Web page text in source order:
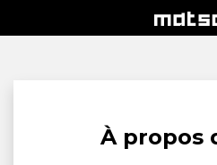
À propos